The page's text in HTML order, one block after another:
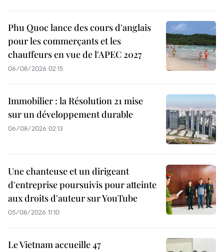
Phu Quoc lance des cours d'anglais
pour les commerçants et les
chauffeurs en vue de l'APEC 2027
06/08/2026 02:15
Immobilier : la Résolution 21 mise
sur un développement durable
06/08/2026 02:13
Une chanteuse et un dirigeant
d'entreprise poursuivis pour atteinte
aux droits d'auteur sur YouTube
05/08/2026 11:10
Le Vietnam accueille 47